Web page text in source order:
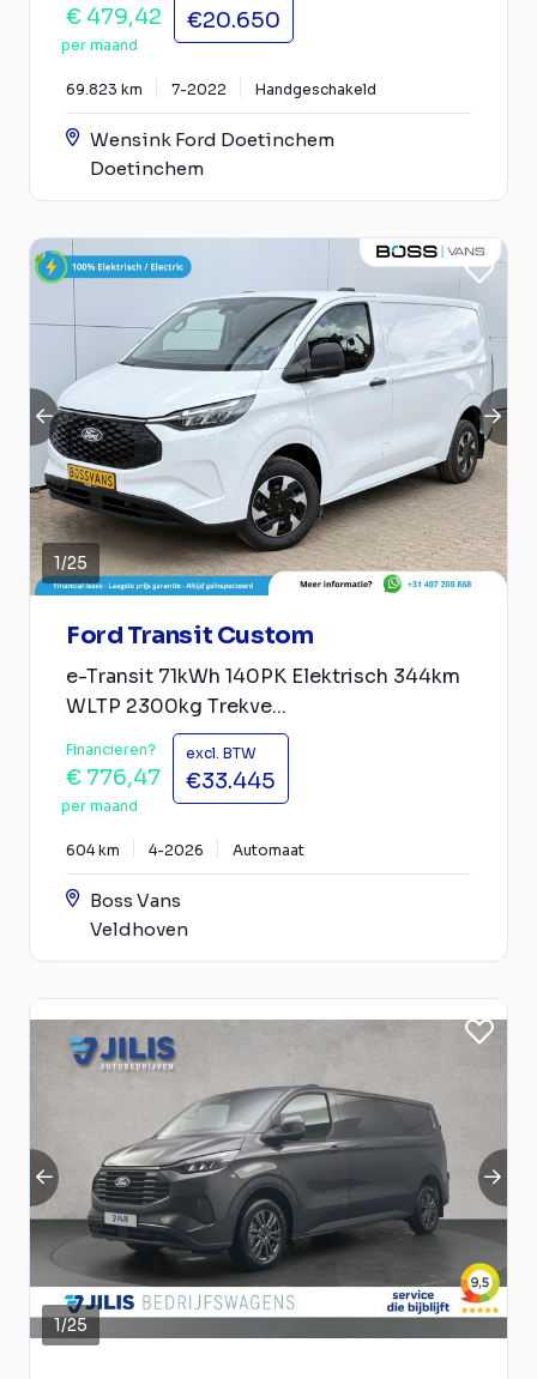
€ 479,42
per maand
€20.650
69.823 km 7-2022 Handgeschakeld
Wensink Ford Doetinchem
Doetinchem
1/25
Ford Transit Custom
e-Transit 71kWh 140PK Elektrisch 344km
WLTP 2300kg Trekve...
Financieren?
€ 776,47
per maand
excl. BTW
€33.445
604 km 4-2026 Automaat
Boss Vans
Veldhoven
1/25